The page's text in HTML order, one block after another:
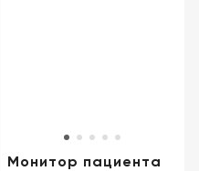
Монитор пациента